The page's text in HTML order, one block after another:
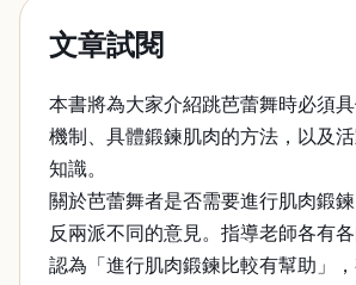
文章試閱
本書將為大家介紹跳芭蕾舞時必須
機制、具體鍛鍊肌肉的方法，以及
知識。
關於芭蕾舞者是否需要進行肌肉鍛
反兩派不同的意見。指導老師各有
認為「進行肌肉鍛鍊比較有幫助」